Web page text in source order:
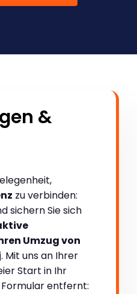
&
zu verbinden:
sichern Sie sich
Umzug von
. Mit uns an Ihrer
Start in Ihr
entfernt: